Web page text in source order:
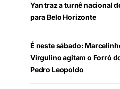
Yan traz a turnê nacional
para Belo Horizonte
É neste sábado:
Virgulino agitam o Forró
Pedro Leopoldo